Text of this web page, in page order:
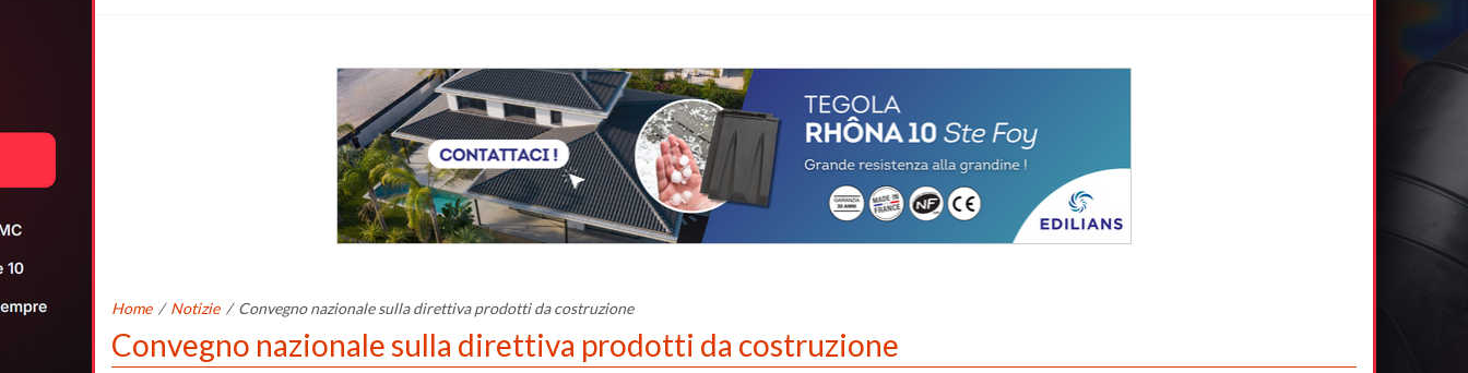
Home / Notizie / Convegno nazionale sulla direttiva prodotti da costruzione
Convegno nazionale sulla direttiva prodotti da costruzione